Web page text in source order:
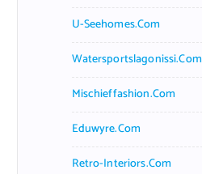
U-Seehomes.com
Watersportslagonissi.com
Mischieffashion.com
Eduwyre.com
Retro-Interiors.com